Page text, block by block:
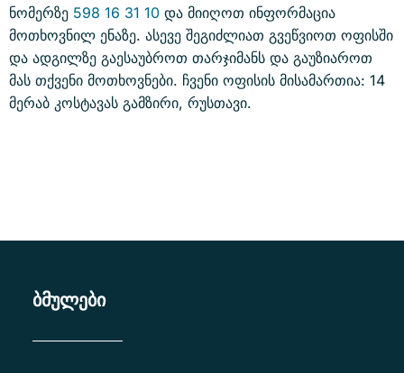
ნომერზე 598 16 31 10 და მიიღოთ ინფორმაცია
მოთხოვნილ ენაზე. ასევე შეგიძლიათ გვეწვიოთ ოფისში
და ადგილზე გაესაუბროთ თარჯიმანს და გაუზიაროთ
მას თქვენი მოთხოვნები. ჩვენი ოფისის მისამართია: 14
მერაბ კოსტავას გამზირი, რუსთავი.
ბმულები